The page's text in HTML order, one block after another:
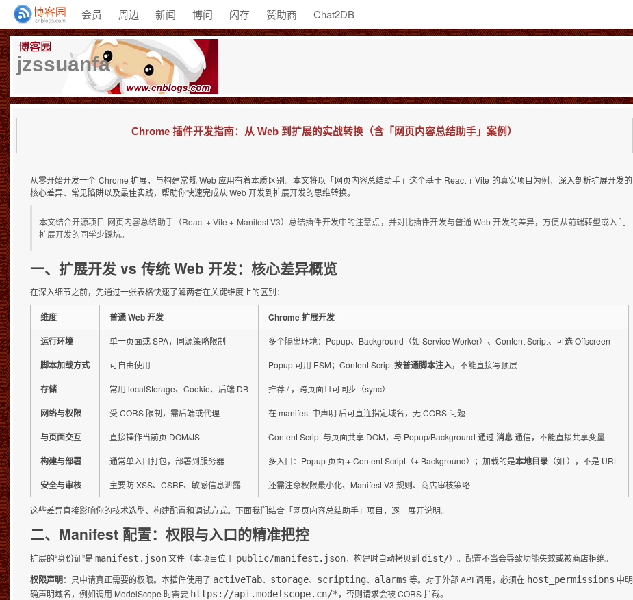
会员 周边 新闻 博问 闪存 赞助商 Chat2DB
jzssuanfa
Chrome 插件开发指南：从 Web 到扩展的实战转换（含「网页内容总结助手」案例）
从零开始开发一个 Chrome 扩展，与构建常规 Web 应用有着本质区别。本文将以「网页内容总结助手」这个基于 React + Vite 的真实项目为例，深入剖析扩展开发的
核心差异、常见陷阱以及最佳实践，帮助你快速完成从 Web 开发到扩展开发的思维转换。
本文结合开源项目 网页内容总结助手（React + Vite + Manifest V3）总结插件开发中的注意点，并对比插件开发与普通 Web 开发的差异，方便从前端转型或入门
扩展开发的同学少踩坑。
一、扩展开发 vs 传统 Web 开发：核心差异概览
在深入细节之前，先通过一张表格快速了解两者在关键维度上的区别：
维度 普通 Web 开发
Chrome 扩展开发
运行环境
单一页面或 SPA，同源策略限制 多个隔离环境：Popup、Background（如 Service Worker）、Content Script、可选 Offscreen
脚本加载方式 可自由使用 Popup 可用 ESM；Content Script按普通脚本注入，不能直接写顶层
存储 常用 localStorage、Cookie、后端 DB 推荐 / ，跨页面且可同步（sync）
网络与权限 受 CORS 限制，需后端或代理 在 manifest 中声明 后可直连指定域名，无 CORS 问题
与页面交互 直接操作当前页 DOM/JS Content Script 与页面共享 DOM，与 Popup/Background 通过消息通信，不能直接共享变量
构建与部署 通常单入口打包，部署到服务器 多入口：Popup 页面 + Content Script（+ Background）；加载的是本地目录（如 ），不是 URL
安全与审核 主要防 XSS、CSRF、敏感信息泄露 还需注意权限最小化、Manifest V3 规则、商店审核策略
这些差异直接影响你的技术选型、构建配置和调试方式。下面我们结合「网页内容总结助手」项目，逐一展开说明。
二、Manifest 配置：权限与入口的精准把控
扩展的“身份证”是manifest.json文件（本项目位于 public/manifest.json，构建时自动拷贝到 dist/）。配置不当会导致功能失效或被商店拒绝。
权限声明：只申请真正需要的权限。本插件使用了 activeTab、 storage、 scripting、 alarms 等。对于外部 API 调用，必须在 host_permissions 中明
确声明域名，例如调用 ModelScope 时需要 https://api.modelscope.cn/*，否则请求会被 CORS 拦截。